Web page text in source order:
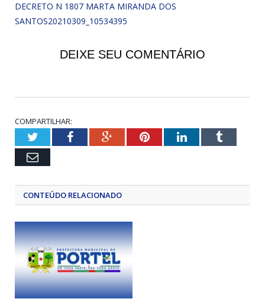
DECRETO N 1807 MARTA MIRANDA DOS
SANTOS20210309_10534395
DEIXE SEU COMENTÁRIO
COMPARTILHAR:
TwitterFacebookGoogle+PinterestLinkedInTumblr
Email
CONTEÚDO RELACIONADO